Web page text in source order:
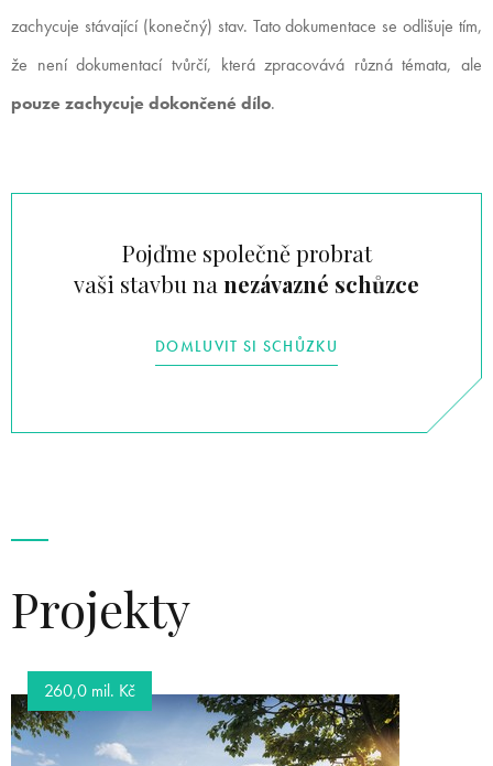
zachycuje stávající (konečný) stav. Tato dokumentace se odlišuje tím,
že není dokumentací tvůrčí, která zpracovává různá témata, ale
pouze zachycuje dokončené dílo.
Pojďme společně probrat
vaši stavbu na nezávazné schůzce
DOMLUVIT SI SCHŮZKU
Projekty
260,0 mil. Kč